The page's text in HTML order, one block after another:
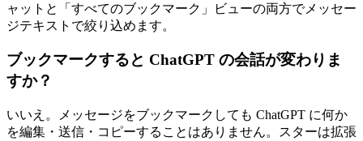
ャットと「すべてのブックマーク」ビューの両方でメッセー
ジテキストで絞り込めます。
ブックマークすると ChatGPT の会話が変わりま
すか？
いいえ。メッセージをブックマークしても ChatGPT に何か
を編集・送信・コピーすることはありません。スターは拡張